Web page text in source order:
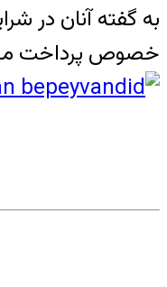
به گفته آنان در
خصوص پرداخت